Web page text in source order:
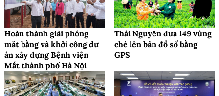
Hoàn thành giải phóng
mặt bằng và khởi công dự
án xây dựng Bệnh viện
Mắt thành phố Hà Nội
Thái Nguyên đưa 149 vùng
chè lên bản đồ số bằng
GPS